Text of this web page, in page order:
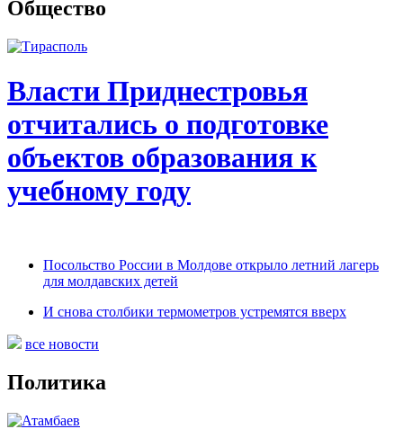
Общество
Власти Приднестровья
отчитались о подготовке
объектов образования к
учебному году
Посольство России в Молдове открыло летний лагерь
для молдавских детей
И снова столбики термометров устремятся вверх
все новости
Политика